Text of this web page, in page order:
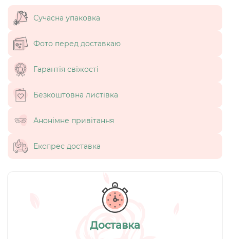
Сучасна упаковка
Фото перед доставкаю
Гарантія свіжості
Безкоштовна листівка
Анонімне привітання
Експрес доставка
Доставка